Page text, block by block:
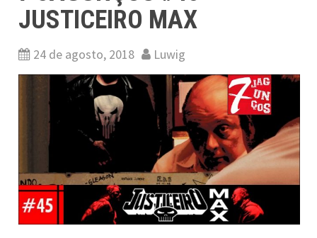
JUSTICEIRO MAX
24 de agosto, 2018 Luwig